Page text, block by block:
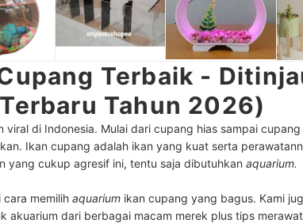
Terbaik -
Tahun 2026)
viral di Indonesia. Mulai dari cupang hias sampai cupang
Ikan cupang adalah ikan yang kuat serta
yang cukup agresif ini, tentu saja dibutuhkan aquarium.
cara memilih aquarium ikan cupang yang bagus. Kami
akuarium dari berbagai macam merek plus tips